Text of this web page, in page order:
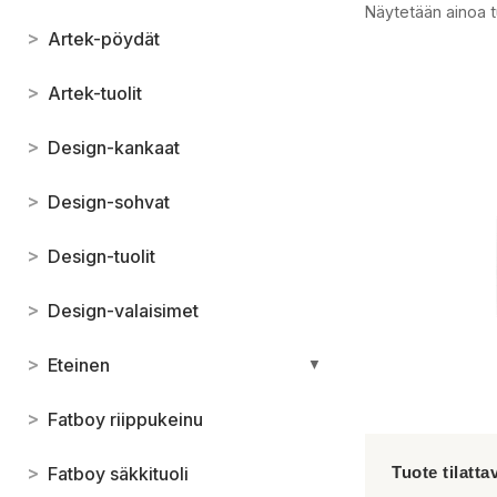
> Artek-pöydät
> Artek-tuolit
> Design-kankaat
> Design-sohvat
> Design-tuolit
> Design-valaisimet
> Eteinen ▼
> Fatboy riippukeinu
> Fatboy säkkituoli
Näytetään ainoa